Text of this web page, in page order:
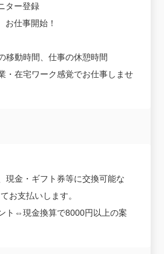
ター登録
お仕事開始！
移動時間、仕事の休憩時間
・在宅ワーク感覚でお仕事しませ
現金・ギフト券等に交換可能な
お支払いします。
ト⇔現金換算で8000円以上の案